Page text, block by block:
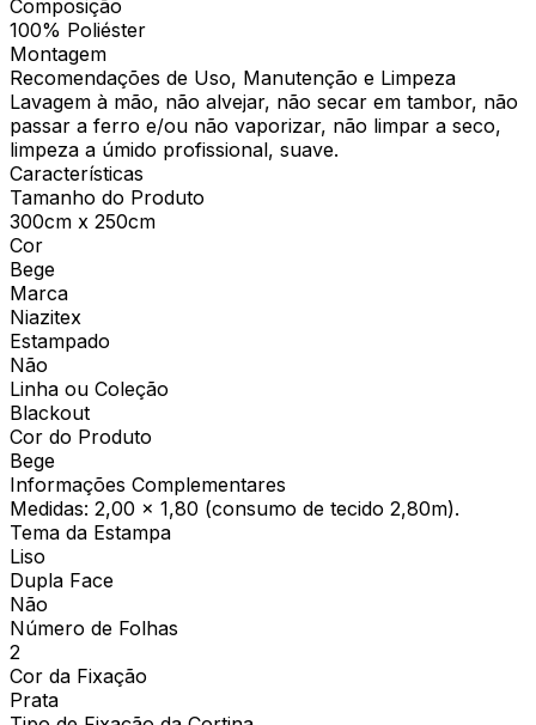
Composição
100% Poliéster
Montagem
Recomendações de Uso, Manutenção e Limpeza
Lavagem à mão, não alvejar, não secar em tambor, não
passar a ferro e/ou não vaporizar, não limpar a seco,
limpeza a úmido profissional, suave.
Características
Tamanho do Produto
300cm x 250cm
Cor
Bege
Marca
Niazitex
Estampado
Não
Linha ou Coleção
Blackout
Cor do Produto
Bege
Informações Complementares
Medidas: 2,00 x 1,80 (consumo de tecido 2,80m).
Tema da Estampa
Liso
Dupla Face
Não
Número de Folhas
2
Cor da Fixação
Prata